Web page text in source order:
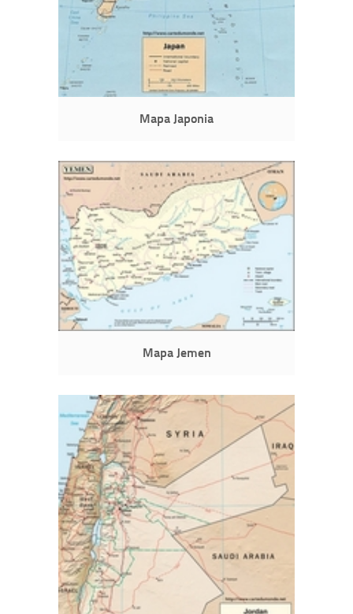
Mapa Japonia
Mapa Jemen